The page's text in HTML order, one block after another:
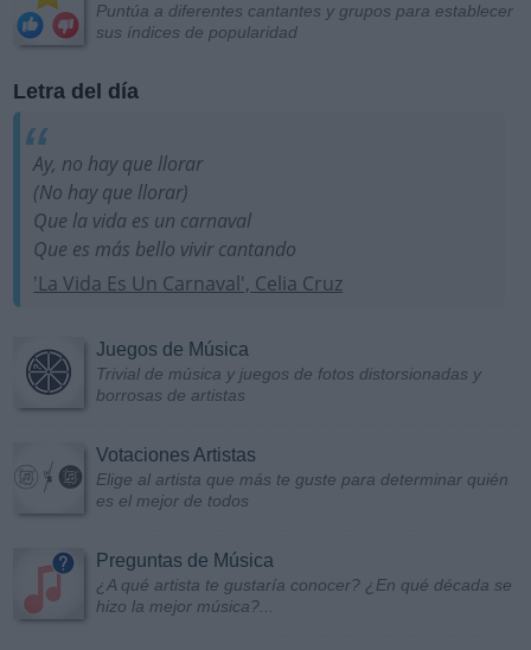
Puntúa a diferentes cantantes y grupos para establecer
sus índices de popularidad
Letra del día
Ay, no hay que llorar
(No hay que llorar)
Que la vida es un carnaval
Que es más bello vivir cantando
'La Vida Es Un Carnaval', Celia Cruz
Juegos de Música
Trivial de música y juegos de fotos distorsionadas y
borrosas de artistas
Votaciones Artistas
Elige al artista que más te guste para determinar quién
es el mejor de todos
Preguntas de Música
¿A qué artista te gustaría conocer? ¿En qué década se
hizo la mejor música?...